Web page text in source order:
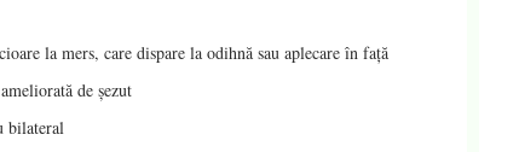
la mers, care dispare la odihnă sau aplecare în față
de șezut
bilateral